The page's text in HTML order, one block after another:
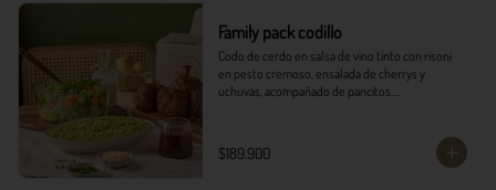
Family pack codillo
Codo de cerdo en salsa de vino tinto con risoni
en pesto cremoso, ensalada de cherrys y
uchuvas, acompañado de pancitos.​​
- Risoni (Cantidad ideal para 4 personas)​
- Pancitos​
$189.900